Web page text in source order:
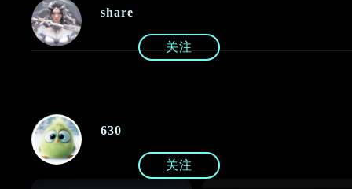
share
关注
630
关注